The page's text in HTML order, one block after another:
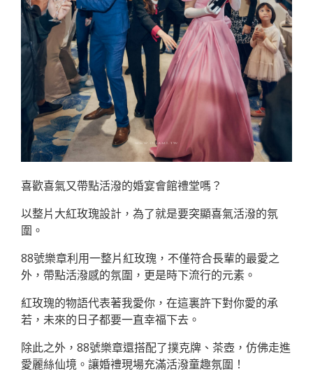
喜歡喜氣又帶點活潑的婚宴會館禮堂嗎？
以整片大紅玫瑰設計，為了就是要突顯喜氣活潑的氛
圍。
88號樂章利用一整片紅玫瑰，不僅符合長輩的最愛之
外，帶點活潑感的氛圍，更是時下流行的元素。
紅玫瑰的物語代表著我愛你，在這裏許下對你愛的承
若，未來的日子都要一直幸福下去。
除此之外，88號樂章還搭配了撲克牌、茶壺，仿佛走進
愛麗絲仙境。讓婚禮現場充滿活潑童趣氛圍！